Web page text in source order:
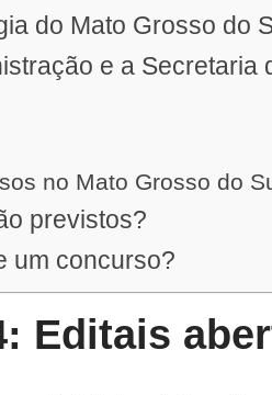
do Mato Grosso do
e a Secretaria
no Mato Grosso do
previstos?
um concurso?
Editais